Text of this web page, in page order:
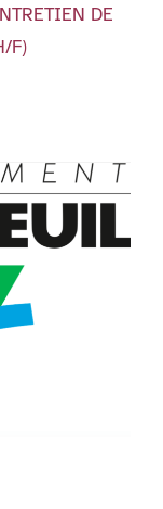
DE
F)